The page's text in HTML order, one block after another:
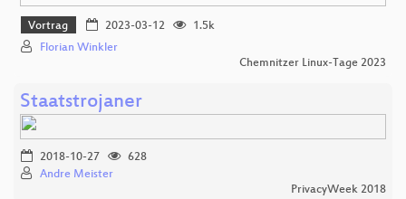
Vortrag 2023-03-12
1.5k
Florian Winkler
Chemnitzer Linux-Tage 2023
Staatstrojaner
2018-10-27
628
Andre Meister
PrivacyWeek 2018